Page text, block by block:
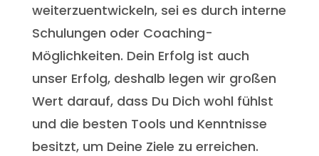
weiterzuentwickeln, sei es durch interne
Schulungen oder Coaching-
Möglichkeiten. Dein Erfolg ist auch
unser Erfolg, deshalb legen wir großen
Wert darauf, dass Du Dich wohl fühlst
und die besten Tools und Kenntnisse
besitzt, um Deine Ziele zu erreichen.